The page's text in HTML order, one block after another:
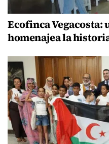
Ecofinca Vegacosta:
homenajea la